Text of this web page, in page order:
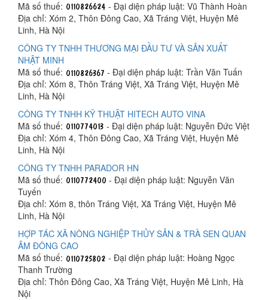
Mã số thuế:
- Đại diện pháp luật: Vũ Thành Hoàn
Địa chỉ: Xóm 2, Thôn Đông Cao, Xã Tráng Việt, Huyện Mê
Linh, Hà Nội
CÔNG TY TNHH THƯƠNG MẠI ĐẦU TƯ VÀ SẢN XUẤT
NHẬT MINH
Mã số thuế:
- Đại diện pháp luật: Trần Văn Tuấn
Địa chỉ: Xóm 8, Thôn Tráng Việt, Xã Tráng Việt, Huyện Mê
Linh, Hà Nội
CÔNG TY TNHH KỸ THUẬT HITECH AUTO VINA
Mã số thuế:
- Đại diện pháp luật: Nguyễn Đức Việt
Địa chỉ: Xóm 4, Thôn Đông Cao, Xã Tráng Việt, Huyện Mê
Linh, Hà Nội
CÔNG TY TNHH PARADOR HN
Mã số thuế:
- Đại diện pháp luật: Nguyễn Văn
Tuyến
Địa chỉ: Xóm 8, thôn Tráng Việt, Xã Tráng Việt, Huyện Mê
Linh, Hà Nội
HỢP TÁC XÃ NÔNG NGHIỆP THỦY SẢN & TRÀ SEN QUAN
ÂM ĐÔNG CAO
Mã số thuế:
- Đại diện pháp luật: Hoàng Ngọc
Thanh Trường
Địa chỉ: Thôn Đông Cao, Xã Tráng Việt, Huyện Mê Linh, Hà
Nội